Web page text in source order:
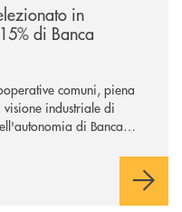
in
di Banca
comuni, piena
industriale di
di Banca
dell’operazione.